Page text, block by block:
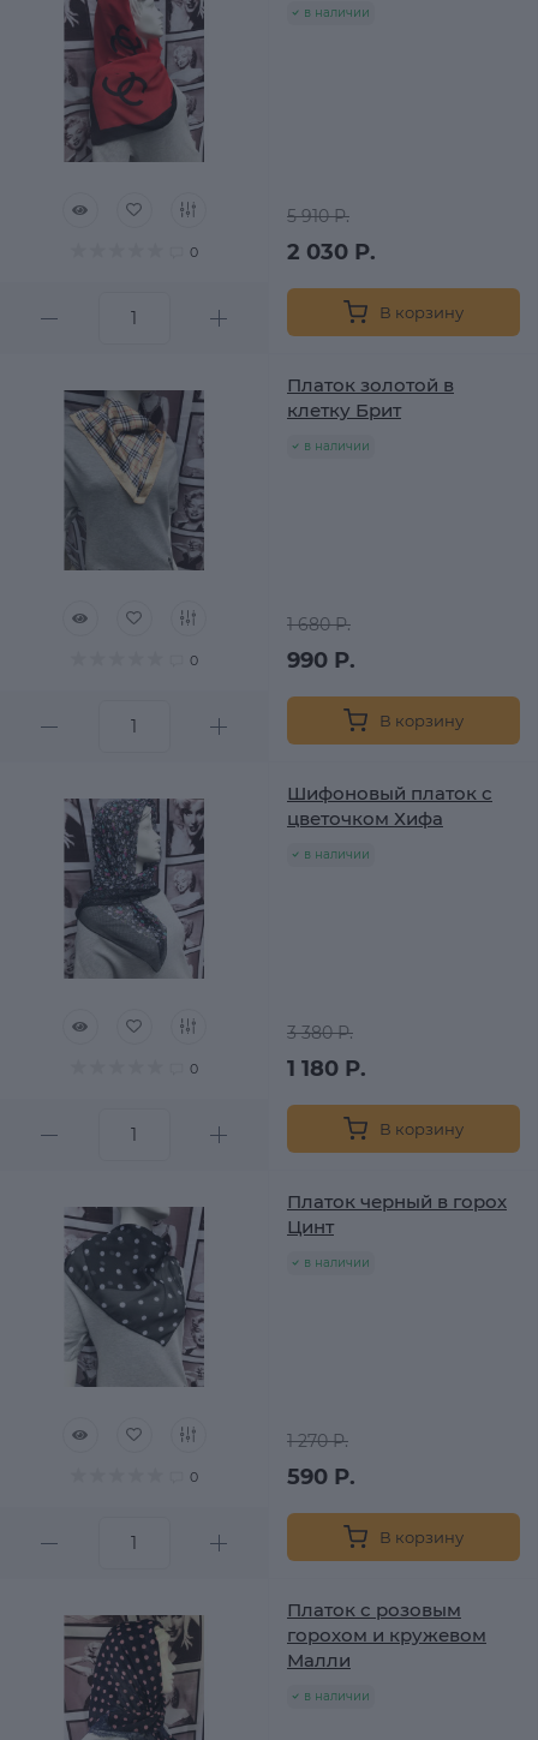
0
в наличии
5 910 Р.
2 030 Р.
В корзину
0
Платок золотой в
клетку Брит
в наличии
1 680 Р.
990 Р.
В корзину
0
Шифоновый платок с
цветочком Хифа
в наличии
3 380 Р.
1 180 Р.
В корзину
0
Платок черный в горох
Цинт
в наличии
1 270 Р.
590 Р.
В корзину
Платок с розовым
горохом и кружевом
Малли
в наличии